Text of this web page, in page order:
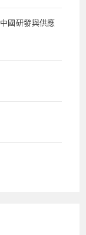
國研發與供應